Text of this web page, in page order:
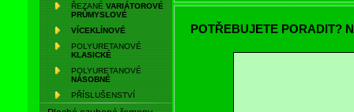
ŘEZANÉ VARIÁTOROVÉ
PRŮMYSLOVÉ
VÍCEKLÍNOVÉ
POLYURETANOVÉ
KLASICKÉ
POLYURETANOVÉ
NÁSOBNÉ
PŘÍSLUŠENSTVÍ
POTŘEBUJETE PORADIT?